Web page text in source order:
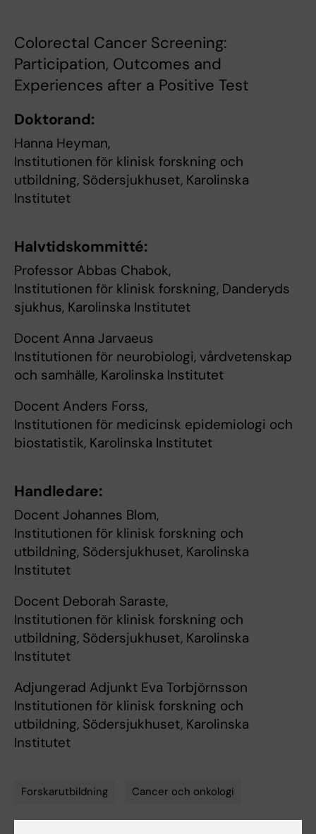
Colorectal Cancer Screening:
Participation, Outcomes and
Experiences after a Positive Test
Doktorand:
Hanna Heyman,
Institutionen för klinisk forskning och
utbildning, Södersjukhuset, Karolinska
Institutet
Halvtidskommitté:
Professor Abbas Chabok,
Institutionen för klinisk forskning, Danderyds
sjukhus, Karolinska Institutet
Docent Anna Jarvaeus
Institutionen för neurobiologi, vårdvetenskap
och samhälle, Karolinska Institutet
Docent Anders Forss,
Institutionen för medicinsk epidemiologi och
biostatistik, Karolinska Institutet
Handledare:
Docent Johannes Blom,
Institutionen för klinisk forskning och
utbildning, Södersjukhuset, Karolinska
Institutet
Docent Deborah Saraste,
Institutionen för klinisk forskning och
utbildning, Södersjukhuset, Karolinska
Institutet
Adjungerad Adjunkt Eva Torbjörnsson
Institutionen för klinisk forskning och
utbildning, Södersjukhuset, Karolinska
Institutet
Forskarutbildning Cancer och onkologi